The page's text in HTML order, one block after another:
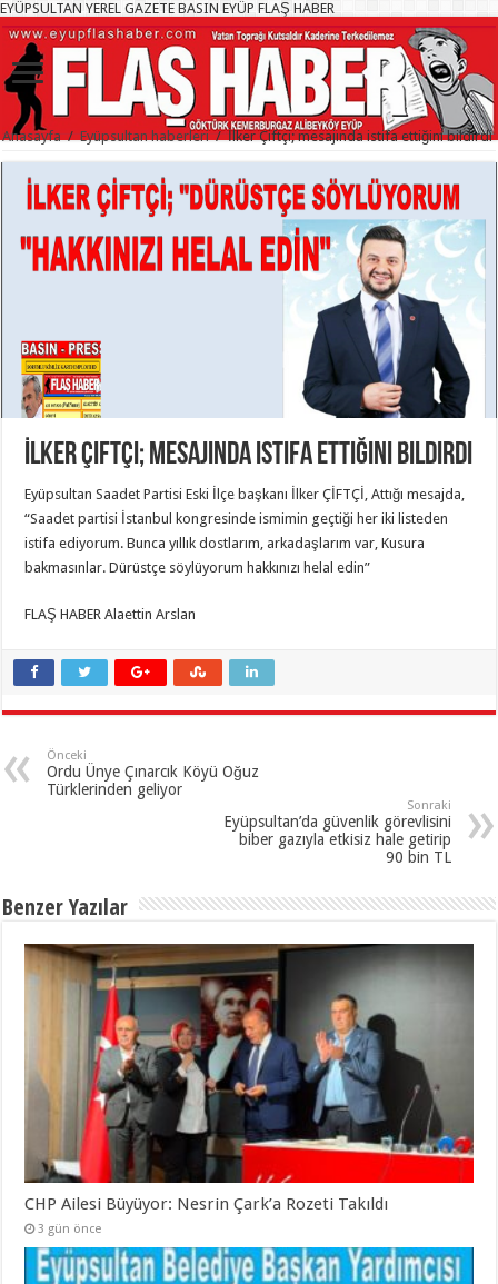
EYÜPSULTAN YEREL GAZETE BASIN EYÜP FLAŞ HABER
Anasayfa / Eyüpsultan haberleri / İlker Çiftçi; mesajında istifa ettiğini bildirdi
İlker Çiftçi; mesajında istifa ettiğini bildirdi
Eyüpsultan Saadet Partisi Eski İlçe başkanı İlker ÇİFTÇİ, Attığı mesajda,
“Saadet partisi İstanbul kongresinde ismimin geçtiği her iki listeden
istifa ediyorum. Bunca yıllık dostlarım, arkadaşlarım var, Kusura
bakmasınlar. Dürüstçe söylüyorum hakkınızı helal edin”
FLAŞ HABER Alaettin Arslan
Önceki
Ordu Ünye Çınarcık Köyü Oğuz
Türklerinden geliyor
Sonraki
Eyüpsultan’da güvenlik görevlisini
biber gazıyla etkisiz hale getirip
90 bin TL
Benzer Yazılar
CHP Ailesi Büyüyor: Nesrin Çark’a Rozeti Takıldı
3 gün önce